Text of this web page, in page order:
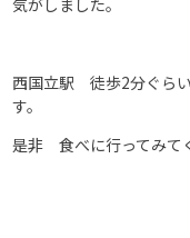
西国立駅 徒歩2分ぐら
す。
是非 食べに行ってみて